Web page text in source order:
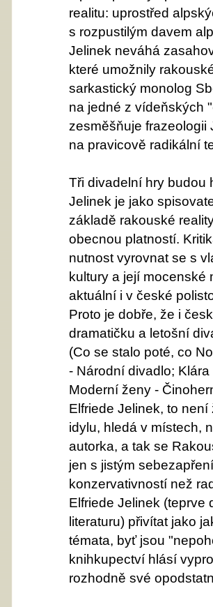
realitu: uprostřed
s rozpustilým davem
Jelinek neváhá
které umožnily
sarkastický monolog
na jedné z vídeňských
zesměšňuje frazeologii
na pravicově radikální
Tři divadelní hry budou
Jelinek je jako
základě rakouské
obecnou platností.
nutnost vyrovnat se s
kultury a její mocenské
aktuální i v české
Proto je dobře, že i
dramatičku a letošní
(Co se stalo poté, co
- Národní divadlo;
Moderní ženy -
Elfriede Jelinek, to
idylu, hledá v místech,
autorka, a tak se
jen s jistým
konzervativností než
Elfriede Jelinek (teprve
literaturu) přivítat jako
témata, byť jsou
knihkupectví hlásí
rozhodně své